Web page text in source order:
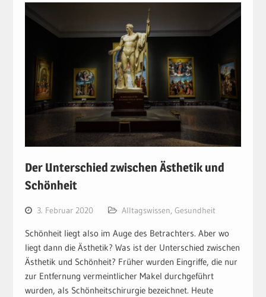
Der Unterschied zwischen Ästhetik und
Schönheit
3. Februar 2020 Alltagswissen, Gesundheit
Schönheit liegt also im Auge des Betrachters. Aber wo
liegt dann die Ästhetik? Was ist der Unterschied zwischen
Ästhetik und Schönheit? Früher wurden Eingriffe, die nur
zur Entfernung vermeintlicher Makel durchgeführt
wurden, als Schönheitschirurgie bezeichnet. Heute